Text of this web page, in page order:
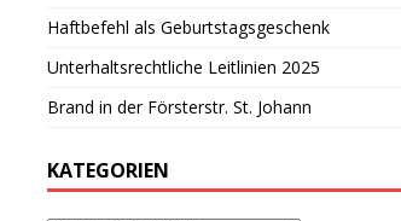
Haftbefehl als Geburtstagsgeschenk
Unterhaltsrechtliche Leitlinien 2025
Brand in der Försterstr. St. Johann
KATEGORIEN